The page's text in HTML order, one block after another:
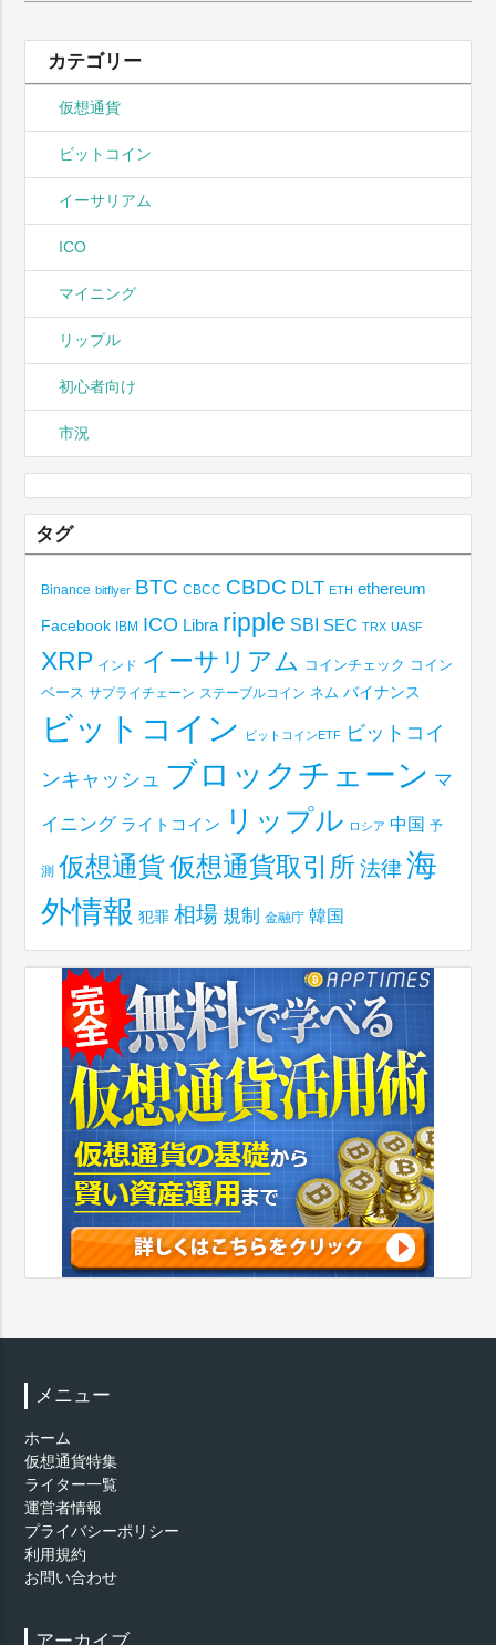
カテゴリー
仮想通貨
ビットコイン
イーサリアム
ICO
マイニング
リップル
初心者向け
市況
タグ
Binance bitflyer BTC CBCC CBDC DLT ETH ethereum
Facebook IBM ICO Libra ripple SBI SEC TRX UASF
XRP インド イーサリアム コインチェック コイン
ベース サプライチェーン ステーブルコイン ネム バイナンス
ビットコイン ビットコインETF ビットコイ
ンキャッシュ ブロックチェーン マ
イニング ライトコイン リップル ロシア 中国 予
測 仮想通貨仮想通貨取引所 法律 海
外情報 犯罪 相場 規制 金融庁 韓国
メニュー
ホーム
仮想通貨特集
ライター一覧
運営者情報
プライバシーポリシー
利用規約
お問い合わせ
アーカイブ